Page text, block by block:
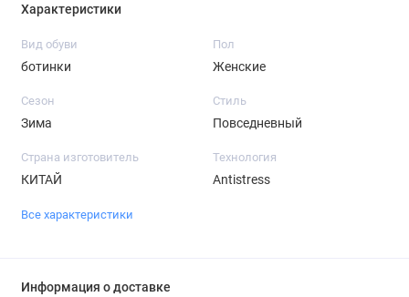
Характеристики
Вид обуви
ботинки
Пол
Женские
Сезон
Зима
Стиль
Повседневный
Страна изготовитель
КИТАЙ
Технология
Antistress
Все характеристики
Информация о доставке